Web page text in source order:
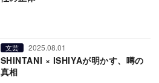
文芸 2025.08.01
SHINTANI × ISHIYAが明かす、噂の
真相